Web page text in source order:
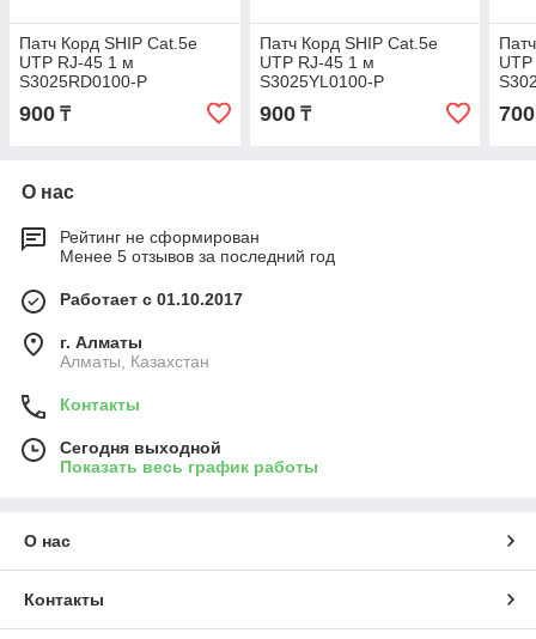
Патч Корд SHIP Cat.5e
UTP RJ-45 1 м
S3025RD0100-P
900 ₸
Патч Корд SHIP Cat.5e
UTP RJ-45 1 м
S3025YL0100-P
900₸ 700
О нас
Рейтинг не сформирован
Менее 5 отзывов за последний год
Работает с 01.10.2017
г. Алматы
Алматы, Казахстан
Контакты
Сегодня выходной
Показать весь график работы
О нас
Контакты